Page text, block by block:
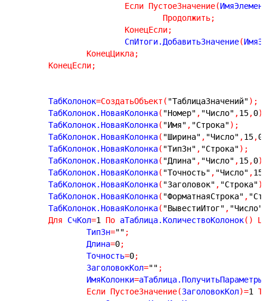
Если ПустоеЗначение(
Продолжить;
КонецЕсли;
			СпИтоги.ДобавитьЗначение
(
КонецЦикла;
КонецЕсли;
	ТабКолонок
=СоздатьОбъект ( "ТаблицаЗначений") ;
	ТабКолонок.НоваяКолонка
( "Номер" , "Число" ,15,0)
	ТабКолонок.НоваяКолонка
( "Имя" , "Строка") ;
	ТабКолонок.НоваяКолонка
( "Ширина" , "Число" ,15,0
	ТабКолонок.НоваяКолонка
( "ТипЗн" , "Строка") ;
	ТабКолонок.НоваяКолонка
( "Длина" , "Число" ,15,0)
	ТабКолонок.НоваяКолонка
( "Точность" , "Число" ,15
	ТабКолонок.НоваяКолонка
( "Заголовок" , "Строка")
	ТабКолонок.НоваяКолонка
( "ФорматнаяСтрока" ,
	ТабКолонок.НоваяКолонка
( "ВывестиИтог" , "Число"
Для СчКол=1 По аТаблица.КоличествоКолонок( )
		ТипЗн
="" ;
		Длина
=0;
		Точность
=0;
		ЗаголовокКол
="" ;
		ИмяКолонки
=
Если ПустоеЗначение(ЗаголовокКол)=1